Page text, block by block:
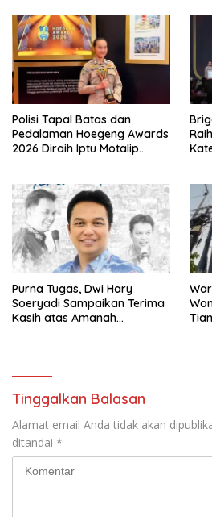
Polisi Tapal Batas dan
Pedalaman Hoegeng Awards
2026 Diraih Iptu Motalip
Purna Tugas, Dwi Hary
Soeryadi Sampaikan Terima
Kasih atas Amanah
Tinggalkan Balasan
Alamat email Anda tidak akan
ditandai *